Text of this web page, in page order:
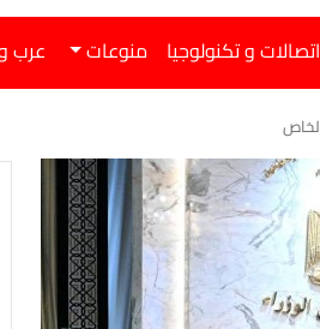
اتصالات و تكنولوجيا منوعات عرب